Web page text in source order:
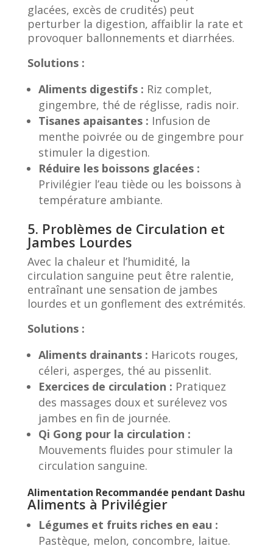
glacées, excès de crudités) peut
perturber la digestion, affaiblir la rate et
provoquer ballonnements et diarrhées.
Solutions :
Aliments digestifs : Riz complet,
gingembre, thé de réglisse, radis noir.
Tisanes apaisantes : Infusion de
menthe poivrée ou de gingembre pour
stimuler la digestion.
Réduire les boissons glacées :
Privilégier l’eau tiède ou les boissons à
température ambiante.
5. Problèmes de Circulation et
Jambes Lourdes
Avec la chaleur et l’humidité, la
circulation sanguine peut être ralentie,
entraînant une sensation de jambes
lourdes et un gonflement des extrémités.
Solutions :
Aliments drainants : Haricots rouges,
céleri, asperges, thé au pissenlit.
Exercices de circulation : Pratiquez
des massages doux et surélevez vos
jambes en fin de journée.
Qi Gong pour la circulation :
Mouvements fluides pour stimuler la
circulation sanguine.
Alimentation Recommandée pendant Dashu
Aliments à Privilégier
Légumes et fruits riches en eau :
Pastèque, melon, concombre, laitue.